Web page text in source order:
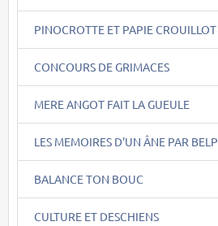
PINOCROTTE ET PAPIE CROUILLOT
CONCOURS DE GRIMACES
MERE ANGOT FAIT LA GUEULE
LES MEMOIRES D'UN ÂNE PAR BELP
BALANCE TON BOUC
CULTURE ET DESCHIENS